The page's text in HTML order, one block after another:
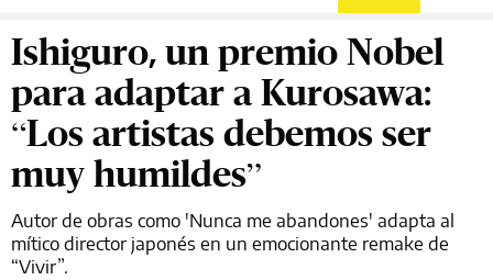
Ishiguro, un premio Nobel
para adaptar a Kurosawa:
“Los artistas debemos ser
muy humildes”
Autor de obras como 'Nunca me abandones' adapta al
mítico director japonés en un emocionante remake de
“Vivir”.